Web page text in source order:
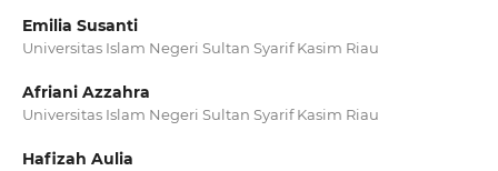
Emilia Susanti
Universitas Islam Negeri Sultan Syarif Kasim Riau
Afriani Azzahra
Universitas Islam Negeri Sultan Syarif Kasim Riau
Hafizah Aulia